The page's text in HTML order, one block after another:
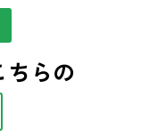
ちらの